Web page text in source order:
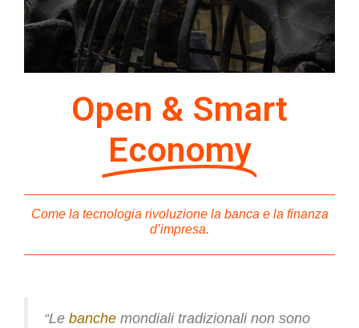
Open & Smart
Economy
Come la tecnologia rivoluzione la banca e la finanza
d’impresa.
“Le banche mondiali tradizionali non sono